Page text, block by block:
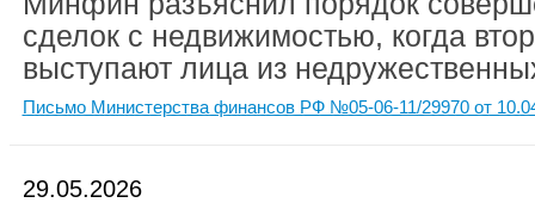
сделок с недвижимостью, когда
выступают лица из
Письмо Министерства финансов РФ №05-06-11/29970 от
29.05.2026